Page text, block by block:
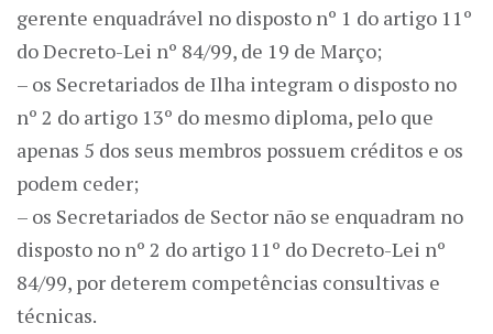
gerente enquadrável no disposto nº 1 do artigo 11º
do Decreto-Lei nº 84/99, de 19 de Março;
– os Secretariados de Ilha integram o disposto no
nº 2 do artigo 13º do mesmo diploma, pelo que
apenas 5 dos seus membros possuem créditos e os
podem ceder;
– os Secretariados de Sector não se enquadram no
disposto no nº 2 do artigo 11º do Decreto-Lei nº
84/99, por deterem competências consultivas e
técnicas.